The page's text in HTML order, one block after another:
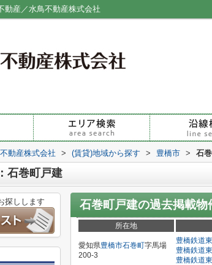
動産／水鳥不動産株式会社
動産株式会社 > (賃貸)地域から探す > 豊橋市 > 石
石巻町戸建
石巻町戸建の過去掲載物
所在地
愛知県豊橋市石巻町字馬場
200-3
豊橋鉄道
豊橋鉄道
豊橋鉄道
探しします